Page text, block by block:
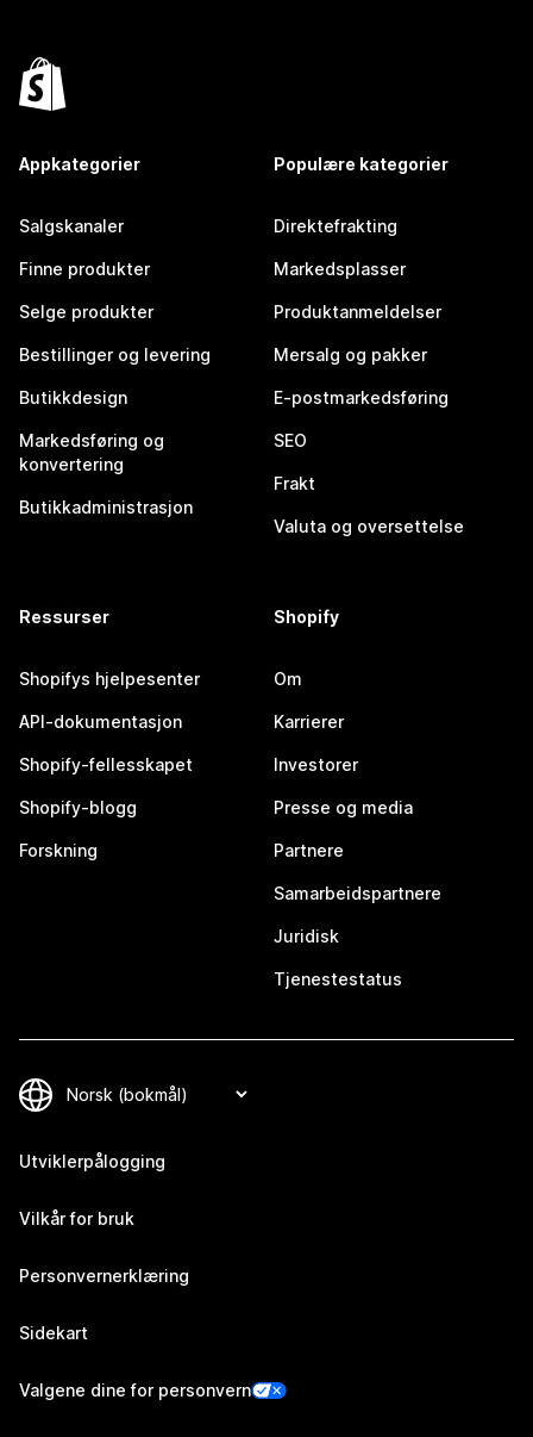
Appkategorier
Salgskanaler
Finne produkter
Selge produkter
Bestillinger og levering
Butikkdesign
Markedsføring og
konvertering
Butikkadministrasjon
Populære kategorier
Direktefrakting
Markedsplasser
Produktanmeldelser
Mersalg og pakker
E-postmarkedsføring
SEO
Frakt
Valuta og oversettelse
Ressurser
Shopifys hjelpesenter
API-dokumentasjon
Shopify-fellesskapet
Shopify-blogg
Forskning
Shopify
Om
Karrierer
Investorer
Presse og media
Partnere
Samarbeidspartnere
Juridisk
Tjenestestatus
Utviklerpålogging
Vilkår for bruk
Personvernerklæring
Sidekart
Valgene dine for personvern